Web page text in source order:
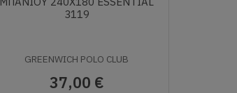
3119
GREENWICH POLO CLUB
37,00 €